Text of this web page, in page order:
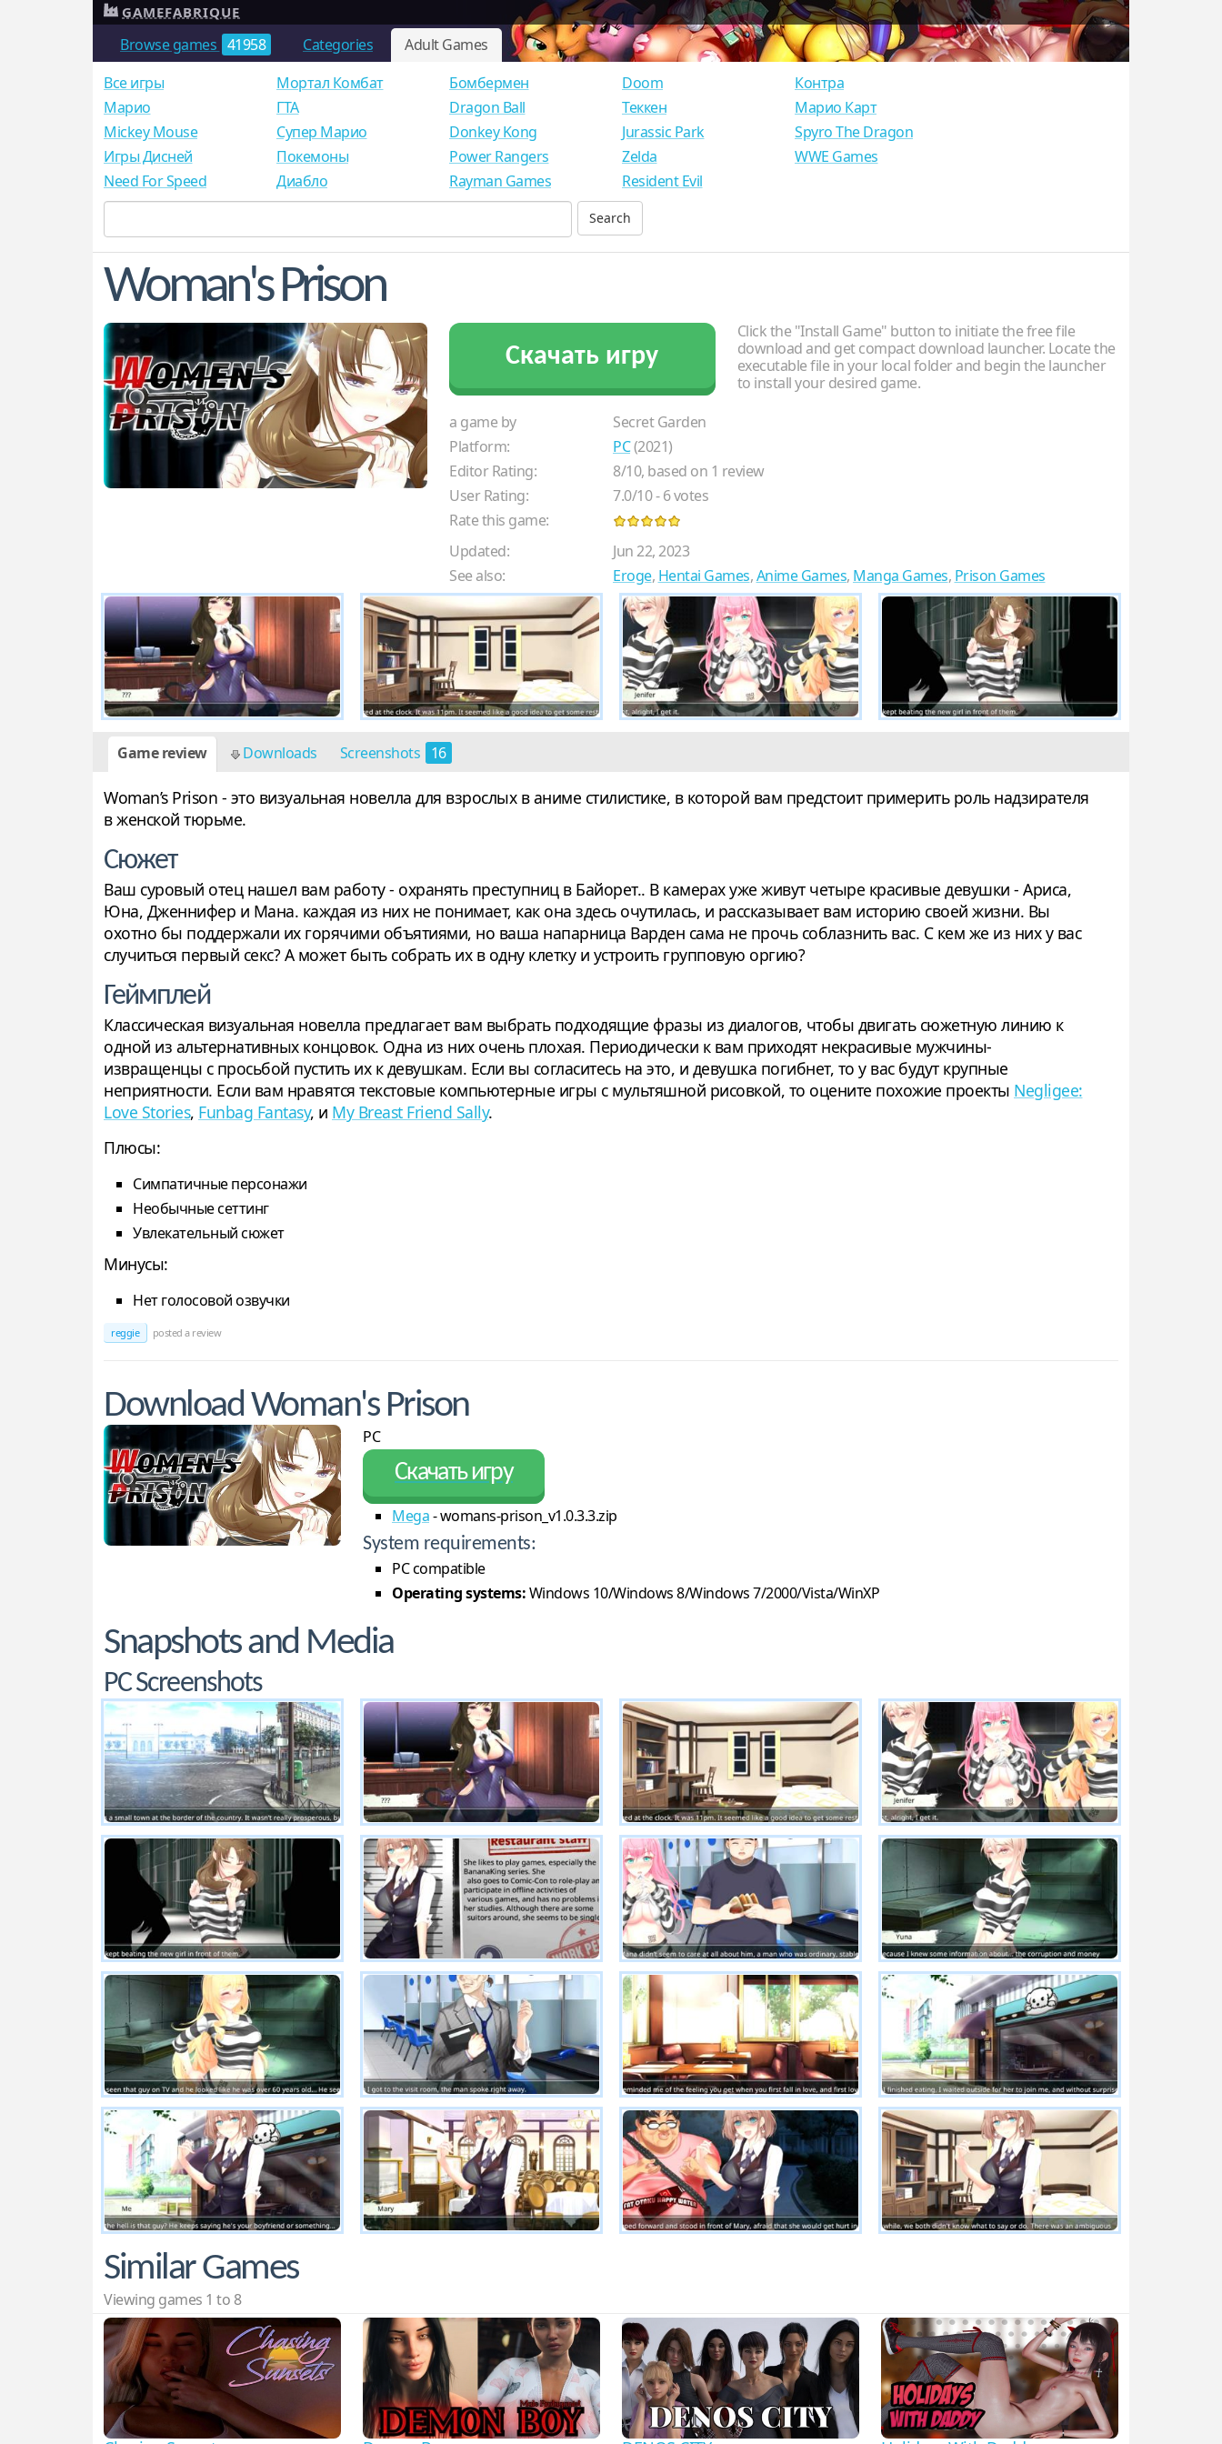
Browse games 41958 Categories Adult Games
GAMEFABRIQUE
Все игры
Mарио
Mickey Mouse
Игры Дисней
Need For Speed
Мортал Комбат
ГТА
Супер Марио
Покемоны
Диабло
Бомбермен
Dragon Ball
Donkey Kong
Power Rangers
Rayman Games
Doom
Теккен
Jurassic Park
Zelda
Resident Evil
Контра
Марио Карт
Spyro The Dragon
WWE Games
Woman's Prison
Скачать игру
Click the "Install Game" button to initiate the free file
download and get compact download launcher. Locate the
executable file in your local folder and begin the launcher
to install your desired game.
a game by
Secret Garden
Platform:
PC(2021)
Editor Rating:
8/10, based on 1 review
User Rating:
7.0/10-6votes
Rate this game:
Updated:
Jun 22, 2023
See also:
Eroge, Hentai Games,Anime Games, Manga Games, Prison Games
Game review Downloads Screenshots 16
Woman’s Prison - это визуальная новелла для взрослых в аниме стилистике, в которой вам предстоит примерить роль надзирателя
в женской тюрьме.
Сюжет
Ваш суровый отец нашел вам работу - охранять преступниц в Байорет.. В камерах уже живут четыре красивые девушки - Ариса,
Юна, Дженнифер и Мана. каждая из них не понимает, как она здесь очутилась, и рассказывает вам историю своей жизни. Вы
охотно бы поддержали их горячими объятиями, но ваша напарница Варден сама не прочь соблазнить вас. С кем же из них у вас
случиться первый секс? А может быть собрать их в одну клетку и устроить групповую оргию?
Геймплей
Классическая визуальная новелла предлагает вам выбрать подходящие фразы из диалогов, чтобы двигать сюжетную линию к
одной из альтернативных концовок. Одна из них очень плохая. Периодически к вам приходят некрасивые мужчины-
извращенцы с просьбой пустить их к девушкам. Если вы согласитесь на это, и девушка погибнет, то у вас будут крупные
неприятности. Если вам нравятся текстовые компьютерные игры с мультяшной рисовкой, то оцените похожие проекты Negligee:
Love Stories, Funbag Fantasy, и My Breast Friend Sally.
Плюсы:
Симпатичные персонажи
Необычные сеттинг
Увлекательный сюжет
Минусы:
Нет голосовой озвучки
reggie posted a review
Download Woman's Prison
PC
Скачать игру
Mega- womans-prison_v1.0.3.3.zip
System requirements:
PC compatible
Operating systems:Windows 10/Windows 8/Windows 7/2000/Vista/WinXP
Snapshots and Media
PC Screenshots
Similar Games
Viewing games 1 to 8